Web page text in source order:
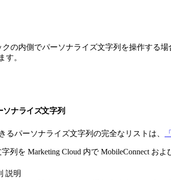
クの内側でパーソナライズ文字列を操作する
す。
ソナライズ文字列
るパーソナライズ文字列の完全なリストは、
列を Marketing Cloud 内で MobileConnect お
説明